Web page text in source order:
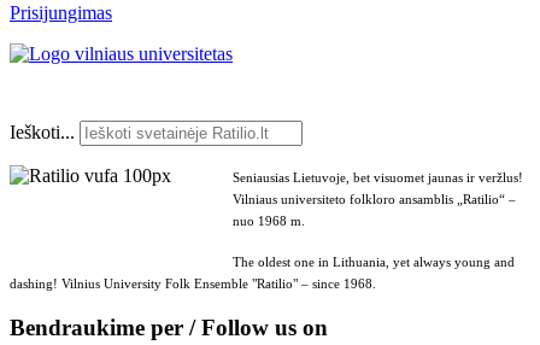
Prisijungimas
Ieškoti...
Seniausias Lietuvoje, bet visuomet jaunas ir veržlus!
Vilniaus universiteto folkloro ansamblis „Ratilio“ –
nuo 1968 m.
The oldest one in Lithuania, yet always young and
dashing! Vilnius University Folk Ensemble "Ratilio" – since 1968.
Bendraukime per / Follow us on